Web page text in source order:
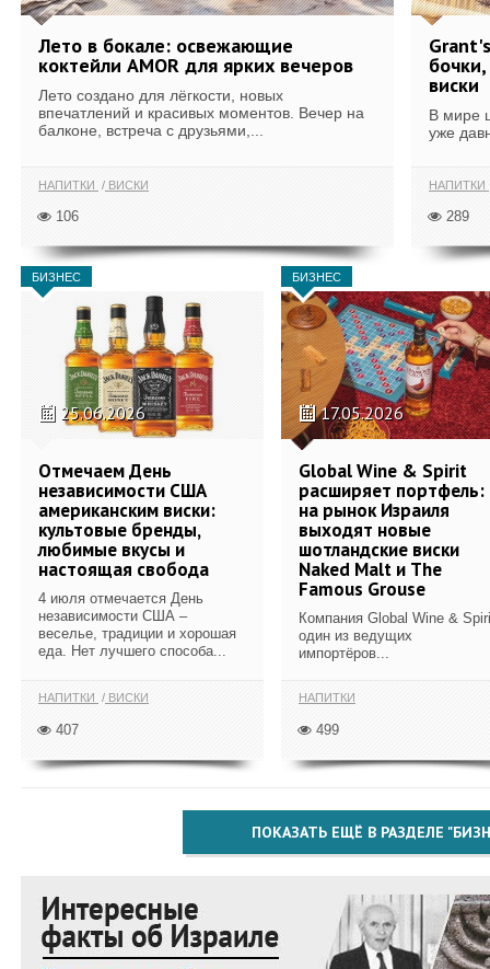
Лето в бокале: освежающие
коктейли AMOR для ярких вечеров
Лето создано для лёгкости, новых
впечатлений и красивых моментов. Вечер на
балконе, встреча с друзьями,...
НАПИТКИ ВИСКИ
106
виски
В мире
уже
НАПИТКИ
289
БИЗНЕС
25.06.2026
Отмечаем День
независимости США
американским виски:
культовые бренды,
любимые вкусы и
настоящая свобода
4 июля отмечается День
независимости США –
веселье, традиции и хорошая
еда. Нет лучшего способа...
НАПИТКИ ВИСКИ
407
БИЗНЕС
17.05.2026
Global Wine & Spirit
расширяет портфель:
на рынок Израиля
выходят новые
шотландские виски
Naked Malt и The
Famous Grouse
Компания Global Wine &
один из ведущих
импортёров...
НАПИТКИ
499
ПОКАЗАТЬ ЕЩЁ В РАЗДЕЛЕ